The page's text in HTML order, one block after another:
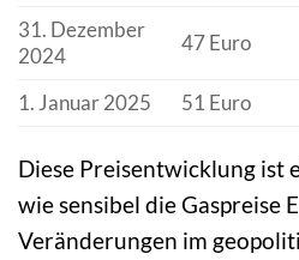
31. Dezember
2024
47 Euro
1. Januar 2025 51 Euro
Diese Preisentwicklung ist
wie sensibel die Gaspreise
Veränderungen im